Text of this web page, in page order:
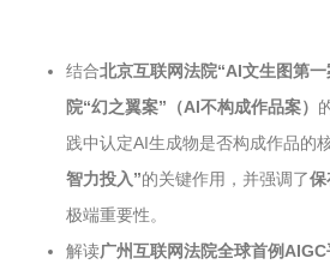
结合北京互联网法院“AI文生图第一
院“幻之翼案”（AI不构成作品案）
践中认定AI生成物是否构成作品
智力投入”的关键作用，并强调了保
极端重要性。
解读广州互联网法院全球首例